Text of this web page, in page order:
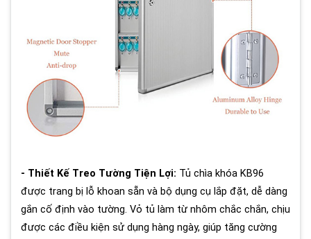
- Thiết Kế Treo Tường Tiện Lợi: Tủ chìa khóa KB96
được trang bị lỗ khoan sẵn và bộ dụng cụ lắp đặt, dễ dàng
gắn cố định vào tường. Vỏ tủ làm từ nhôm chắc chắn, chịu
được các điều kiện sử dụng hàng ngày, giúp tăng cường